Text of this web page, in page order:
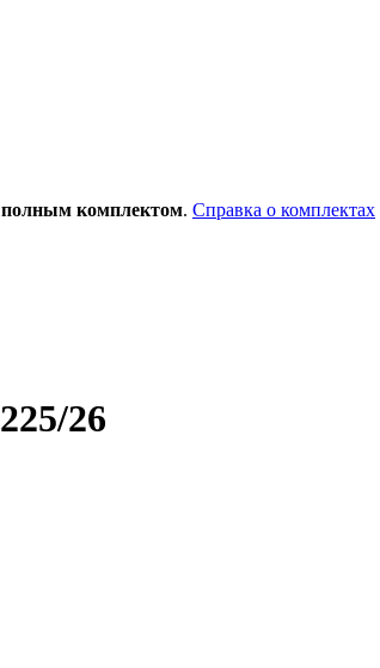
полным комплектом. Справка о комплектах
26